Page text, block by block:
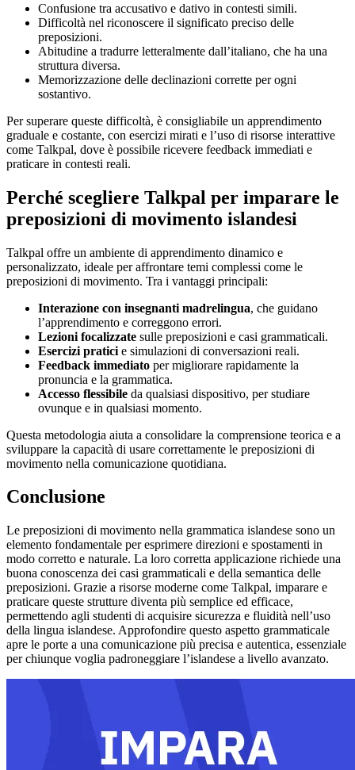
Confusione tra accusativo e dativo in contesti simili.
Difficoltà nel riconoscere il significato preciso delle
preposizioni.
Abitudine a tradurre letteralmente dall’italiano, che ha una
struttura diversa.
Memorizzazione delle declinazioni corrette per ogni
sostantivo.
Per superare queste difficoltà, è consigliabile un apprendimento
graduale e costante, con esercizi mirati e l’uso di risorse interattive
come Talkpal, dove è possibile ricevere feedback immediati e
praticare in contesti reali.
Perché scegliere Talkpal per imparare le
preposizioni di movimento islandesi
Talkpal offre un ambiente di apprendimento dinamico e
personalizzato, ideale per affrontare temi complessi come le
preposizioni di movimento. Tra i vantaggi principali:
Interazione con insegnanti madrelingua, che guidano
l’apprendimento e correggono errori.
Lezioni focalizzate sulle preposizioni e casi grammaticali.
Esercizi pratici e simulazioni di conversazioni reali.
Feedback immediato per migliorare rapidamente la
pronuncia e la grammatica.
Accesso flessibile da qualsiasi dispositivo, per studiare
ovunque e in qualsiasi momento.
Questa metodologia aiuta a consolidare la comprensione teorica e a
sviluppare la capacità di usare correttamente le preposizioni di
movimento nella comunicazione quotidiana.
Conclusione
Le preposizioni di movimento nella grammatica islandese sono un
elemento fondamentale per esprimere direzioni e spostamenti in
modo corretto e naturale. La loro corretta applicazione richiede una
buona conoscenza dei casi grammaticali e della semantica delle
preposizioni. Grazie a risorse moderne come Talkpal, imparare e
praticare queste strutture diventa più semplice ed efficace,
permettendo agli studenti di acquisire sicurezza e fluidità nell’uso
della lingua islandese. Approfondire questo aspetto grammaticale
apre le porte a una comunicazione più precisa e autentica, essenziale
per chiunque voglia padroneggiare l’islandese a livello avanzato.